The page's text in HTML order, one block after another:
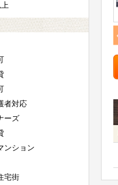
上
者対応
ーズ
ンション
宅街